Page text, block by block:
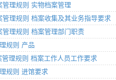
理规则 实物档案管理
理规则 档案收集及其业务指导要求
理规则 档案管理部门职责
规则 产品
理规则 档案工作人员工作要求
规则 进馆要求